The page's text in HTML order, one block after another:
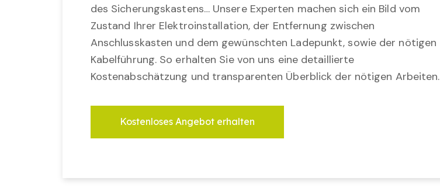
des Sicherungskastens… Unsere Experten machen sich ein Bild vom
Zustand Ihrer Elektroinstallation, der Entfernung zwischen
Anschlusskasten und dem gewünschten Ladepunkt, sowie der nötigen
Kabelführung. So erhalten Sie von uns eine detaillierte
Kostenabschätzung und transparenten Überblick der nötigen Arbeiten.
Kostenloses Angebot erhalten